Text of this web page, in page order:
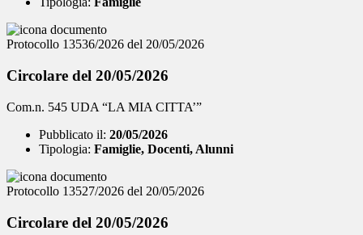
Protocollo 13536/2026 del 20/05/2026
Circolare del 20/05/2026
Com.n. 545 UDA “LA MIA CITTA’”
Pubblicato il: 20/05/2026
Tipologia: Famiglie, Docenti, Alunni
Protocollo 13527/2026 del 20/05/2026
Circolare del 20/05/2026